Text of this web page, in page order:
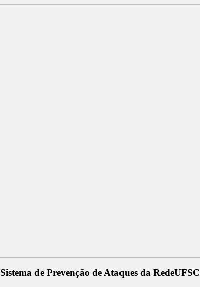
Sistema de Prevenção de Ataques da RedeUFSC